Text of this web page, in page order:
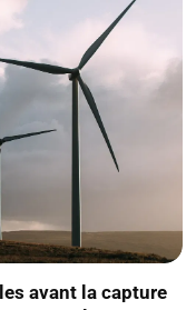
avant la capture